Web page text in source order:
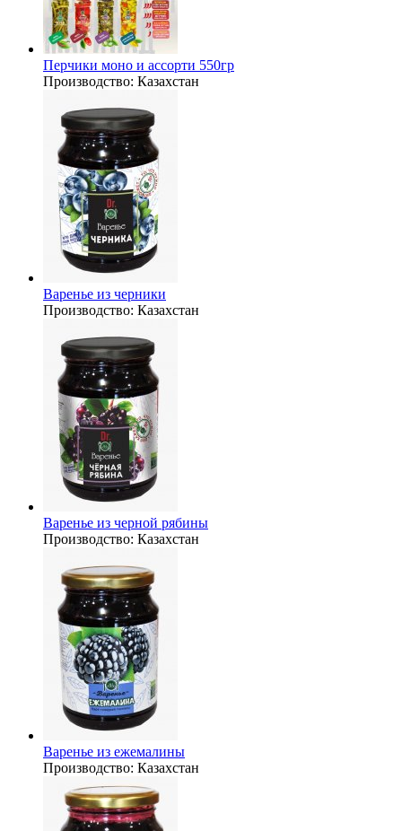
Перчики моно и ассорти 550гр
Производство: Казахстан
Варенье из черники
Производство: Казахстан
Варенье из черной рябины
Производство: Казахстан
Варенье из ежемалины
Производство: Казахстан